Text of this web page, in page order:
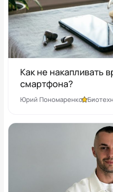
Как не накапливать
смартфона?
Юрий Пономаренко